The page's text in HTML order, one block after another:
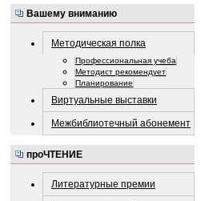
Вашему вниманию
Методическая полка
Профессиональная учеба
Методист рекомендует
Планирование
Виртуальные выставки
Межбиблиотечный абонемент
проЧТЕНИЕ
Литературные премии